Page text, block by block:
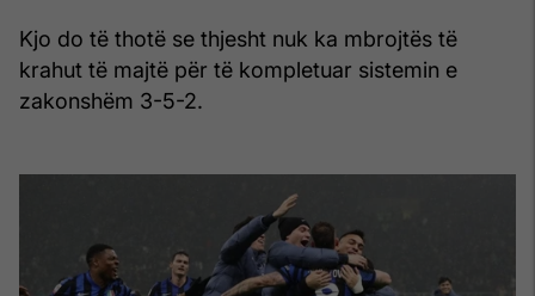
Kjo do të thotë se thjesht nuk ka mbrojtës të
krahut të majtë për të kompletuar sistemin e
zakonshëm 3-5-2.